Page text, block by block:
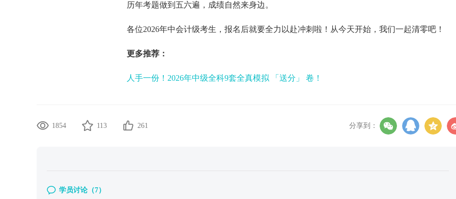
历年考题做到五六遍，成绩自然来身边。
各位2026年中会计级考生，报名后就要全力以赴冲刺啦！从今天开始，我们一起清零吧！
更多推荐：
人手一份！2026年中级全科9套全真模拟 「送分」 卷！
1854 113 261 分享到：
学员讨论（7）